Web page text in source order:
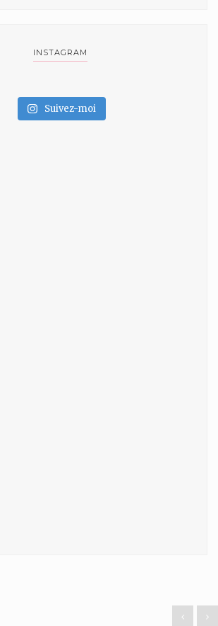
INSTAGRAM
Suivez-moi